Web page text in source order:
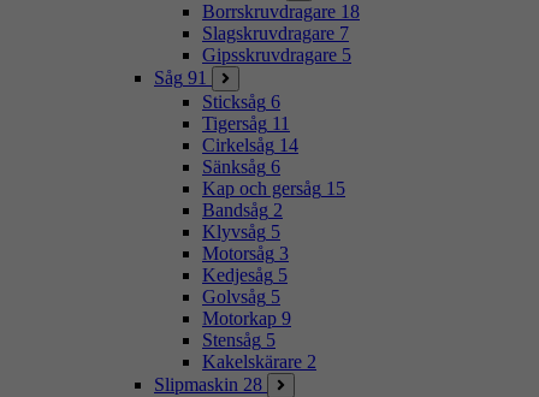
Borrskruvdragare 18
Slagskruvdragare 7
Gipsskruvdragare 5
Såg 91
Sticksåg 6
Tigersåg 11
Cirkelsåg 14
Sänksåg 6
Kap och gersåg 15
Bandsåg 2
Klyvsåg 5
Motorsåg 3
Kedjesåg 5
Golvsåg 5
Motorkap 9
Stensåg 5
Kakelskärare 2
Slipmaskin 28